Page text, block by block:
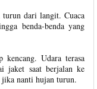
turun dari langit. Cuaca
benda-benda yang
Udara terasa
jaket saat berjalan ke
jika nanti hujan turun.